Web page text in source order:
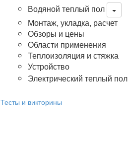
Водяной теплый пол
Монтаж, укладка, расчет
Обзоры и цены
Области применения
Теплоизоляция и стяжка
Устройство
Электрический теплый пол
Тесты и викторины